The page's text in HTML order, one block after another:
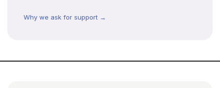
Why we ask for support →